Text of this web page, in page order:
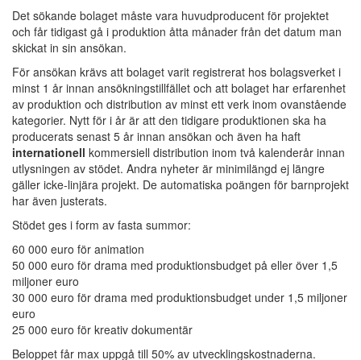
Det sökande bolaget måste vara huvudproducent för projektet
och får tidigast gå i produktion åtta månader från det datum man
skickat in sin ansökan.
För ansökan krävs att bolaget varit registrerat hos bolagsverket i
minst 1 år innan ansökningstillfället och att bolaget har erfarenhet
av produktion och distribution av minst ett verk inom ovanstående
kategorier. Nytt för i år är att den tidigare produktionen ska ha
producerats senast 5 år innan ansökan och även ha haft
internationell kommersiell distribution inom två kalenderår innan
utlysningen av stödet. Andra nyheter är minimilängd ej längre
gäller icke-linjära projekt. De automatiska poängen för barnprojekt
har även justerats.
Stödet ges i form av fasta summor:
60 000 euro för animation
50 000 euro för drama med produktionsbudget på eller över 1,5
miljoner euro
30 000 euro för drama med produktionsbudget under 1,5 miljoner
euro
25 000 euro för kreativ dokumentär
Beloppet får max uppgå till 50% av utvecklingskostnaderna.